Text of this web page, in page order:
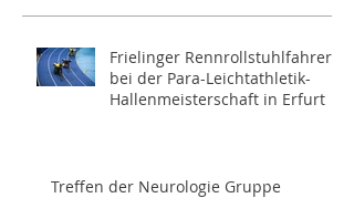
Frielinger Rennrollstuhlfahrer
bei der Para-Leichtathletik-
Hallenmeisterschaft in Erfurt
Treffen der Neurologie Gruppe